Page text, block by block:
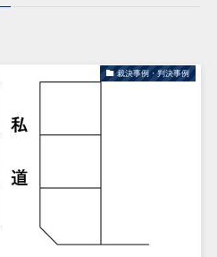
裁決事例・判決事例